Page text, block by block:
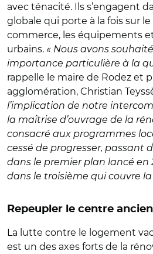
avec ténacité. Ils s’engagent
globale qui porte à la fois sur
commerce, les équipements
urbains. « Nous avons
importance particulière à la
rappelle le maire de Rodez et
agglomération, Christian
l’implication de notre
la maîtrise d’ouvrage de la
consacré aux programmes
cessé de progresser, passant
dans le premier plan lancé en
dans le troisième qui couvre la
Repeupler le centre ancien
La lutte contre le logement
est un des axes forts de la